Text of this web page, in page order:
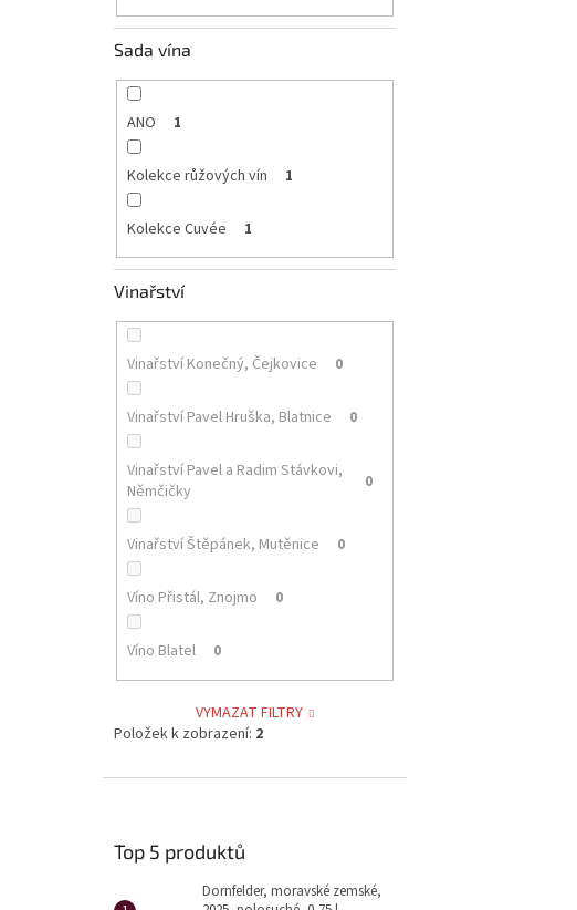
Sada vína
ANO 1
Kolekce růžových vín 1
Kolekce Cuvée 1
Vinařství
Vinařství Konečný, Čejkovice 0
Vinařství Pavel Hruška, Blatnice 0
Vinařství Pavel a Radim Stávkovi,
Němčičky
0
Vinařství Štěpánek, Mutěnice 0
Víno Přistál, Znojmo 0
Víno Blatel 0
VYMAZAT FILTRY
Položek k zobrazení: 2
Top 5 produktů
Dornfelder, moravské zemské,